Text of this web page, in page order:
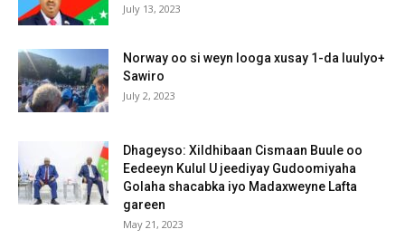
July 13, 2023
Norway oo si weyn looga xusay 1-da luulyo+
Sawiro
July 2, 2023
Dhageyso: Xildhibaan Cismaan Buule oo
Eedeeyn Kulul U jeediyay Gudoomiyaha
Golaha shacabka iyo Madaxweyne Lafta
gareen
May 21, 2023